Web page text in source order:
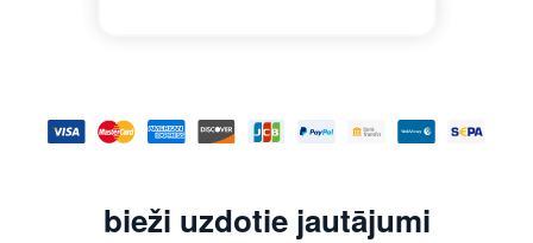
bieži uzdotie jautājumi